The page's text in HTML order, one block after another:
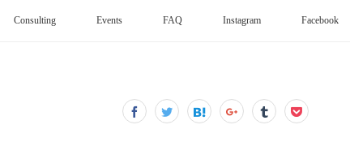
Consulting Events FAQ Instagram Facebook